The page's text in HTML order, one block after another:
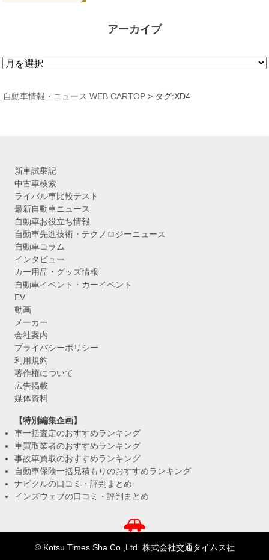
アーカイブ
ア
カ
自動車情報・ニュース WEB CARTOP > タグ:XD4
新車試乗記
中古車検索
ライバル車比較テスト
最新自動車ニュース
自動車お役立ち情報
自動車先進技術・テクノロジーニュース
自動車コラム
インタビュー
カー用品・グッズ情報
自動車イベント・カーイベント
EV
動画
メーカー
会社案内
プライバシーポリシー
利用規約
著作権について
広告掲載
媒体資料
【特別編集企画】
車一括査定のおすすめランキング
車買取業者のおすすめランキング
事故車買取のおすすめランキング
自動車保険一括見積もりのおすすめランキング
ナビクルの口コミ・評判まとめ
インズウェブの口コミ・評判まとめ
© Kotsu Times Sha Co.,Ltd. 株式会社交通タイムス社